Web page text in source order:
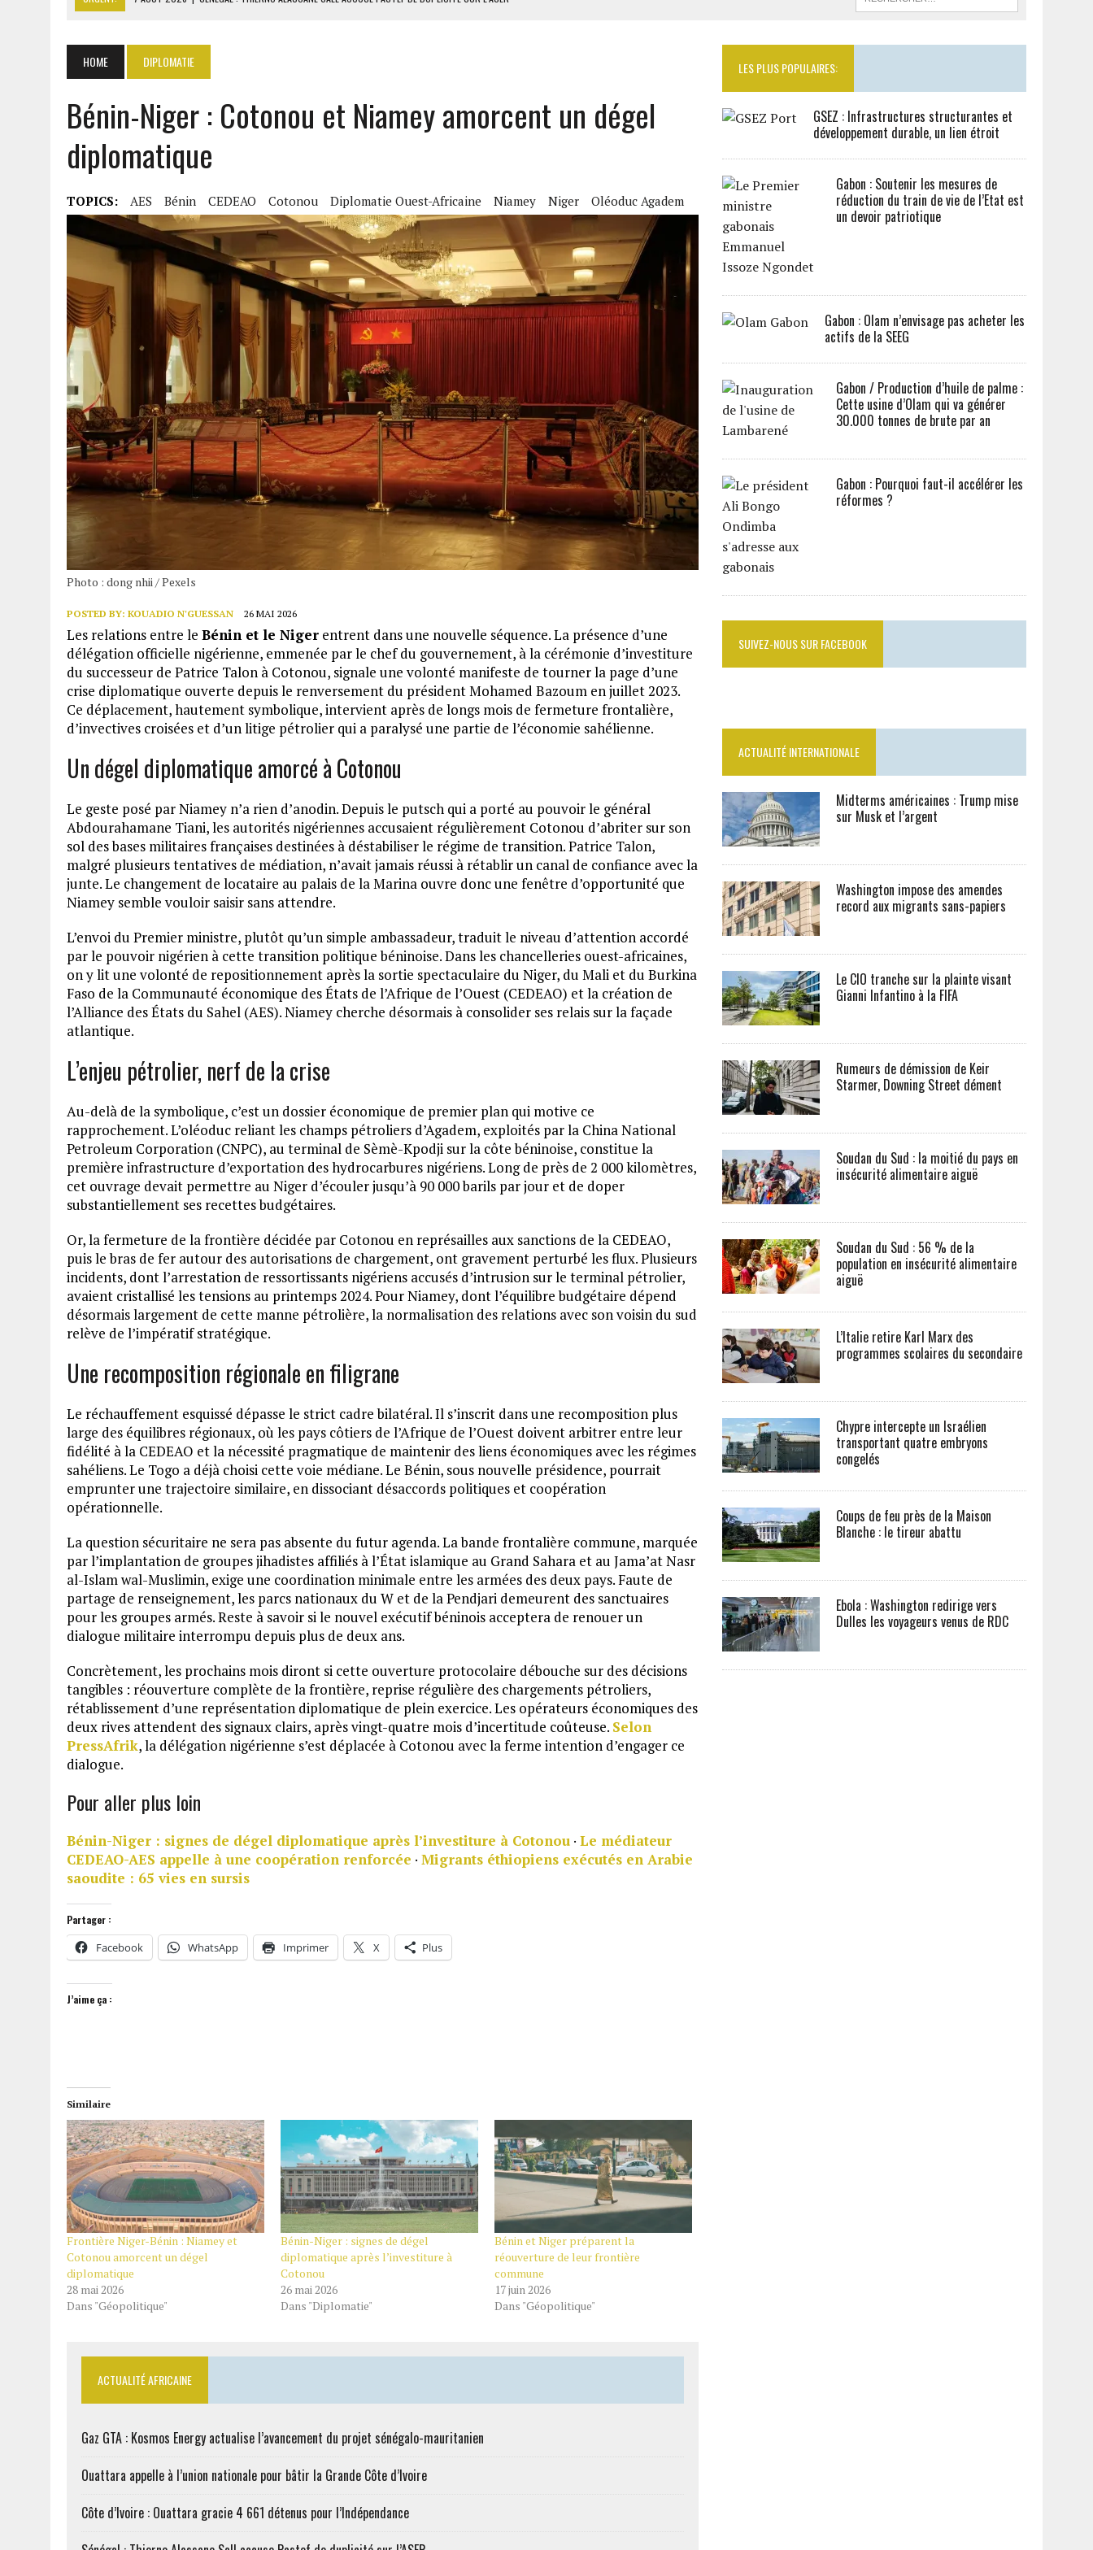
7 AOÛT 2026 | GAZ GTA : KOSMOS ENERGY ACTUALISE L’AVANCEMENT DU PROJET SÉNÉGALO-MAURITANIEN
7 AOÛT 2026
| CÔTE D’IVOIRE : OUATTARA GRACIE 4 661 DÉTENUS POUR L’INDÉPENDANCE
HOME DIPLOMATIE
Bénin-Niger : Cotonou et Niamey amorcent un dégel
diplomatique
TOPICS: AES Bénin CEDEAO Cotonou Diplomatie Ouest-Africaine Niamey Niger Oléoduc Agadem
Photo : dong nhii / Pexels
POSTED BY: KOUADIO N'GUESSAN 26 MAI 2026
Les relations entre le Bénin et le Niger entrent dans une nouvelle séquence. La présence d’une
délégation officielle nigérienne, emmenée par le chef du gouvernement, à la cérémonie d’investiture
du successeur de Patrice Talon à Cotonou, signale une volonté manifeste de tourner la page d’une
crise diplomatique ouverte depuis le renversement du président Mohamed Bazoum en juillet 2023.
Ce déplacement, hautement symbolique, intervient après de longs mois de fermeture frontalière,
d’invectives croisées et d’un litige pétrolier qui a paralysé une partie de l’économie sahélienne.
Un dégel diplomatique amorcé à Cotonou
Le geste posé par Niamey n’a rien d’anodin. Depuis le putsch qui a porté au pouvoir le général
Abdourahamane Tiani, les autorités nigériennes accusaient régulièrement Cotonou d’abriter sur son
sol des bases militaires françaises destinées à déstabiliser le régime de transition. Patrice Talon,
malgré plusieurs tentatives de médiation, n’avait jamais réussi à rétablir un canal de confiance avec la
junte. Le changement de locataire au palais de la Marina ouvre donc une fenêtre d’opportunité que
Niamey semble vouloir saisir sans attendre.
L’envoi du Premier ministre, plutôt qu’un simple ambassadeur, traduit le niveau d’attention accordé
par le pouvoir nigérien à cette transition politique béninoise. Dans les chancelleries ouest-africaines,
on y lit une volonté de repositionnement après la sortie spectaculaire du Niger, du Mali et du Burkina
Faso de la Communauté économique des États de l’Afrique de l’Ouest (CEDEAO) et la création de
l’Alliance des États du Sahel (AES). Niamey cherche désormais à consolider ses relais sur la façade
atlantique.
L’enjeu pétrolier, nerf de la crise
Au-delà de la symbolique, c’est un dossier économique de premier plan qui motive ce
rapprochement. L’oléoduc reliant les champs pétroliers d’Agadem, exploités par la China National
Petroleum Corporation (CNPC), au terminal de Sèmè-Kpodji sur la côte béninoise, constitue la
première infrastructure d’exportation des hydrocarbures nigériens. Long de près de 2 000 kilomètres,
cet ouvrage devait permettre au Niger d’écouler jusqu’à 90 000 barils par jour et de doper
substantiellement ses recettes budgétaires.
Or, la fermeture de la frontière décidée par Cotonou en représailles aux sanctions de la CEDEAO,
puis le bras de fer autour des autorisations de chargement, ont gravement perturbé les flux. Plusieurs
incidents, dont l’arrestation de ressortissants nigériens accusés d’intrusion sur le terminal pétrolier,
avaient cristallisé les tensions au printemps 2024. Pour Niamey, dont l’équilibre budgétaire dépend
désormais largement de cette manne pétrolière, la normalisation des relations avec son voisin du sud
relève de l’impératif stratégique.
Une recomposition régionale en filigrane
Le réchauffement esquissé dépasse le strict cadre bilatéral. Il s’inscrit dans une recomposition plus
large des équilibres régionaux, où les pays côtiers de l’Afrique de l’Ouest doivent arbitrer entre leur
fidélité à la CEDEAO et la nécessité pragmatique de maintenir des liens économiques avec les régimes
sahéliens. Le Togo a déjà choisi cette voie médiane. Le Bénin, sous nouvelle présidence, pourrait
emprunter une trajectoire similaire, en dissociant désaccords politiques et coopération
opérationnelle.
La question sécuritaire ne sera pas absente du futur agenda. La bande frontalière commune, marquée
par l’implantation de groupes jihadistes affiliés à l’État islamique au Grand Sahara et au Jama’at Nasr
al-Islam wal-Muslimin, exige une coordination minimale entre les armées des deux pays. Faute de
partage de renseignement, les parcs nationaux du W et de la Pendjari demeurent des sanctuaires
pour les groupes armés. Reste à savoir si le nouvel exécutif béninois acceptera de renouer un
dialogue militaire interrompu depuis plus de deux ans.
Concrètement, les prochains mois diront si cette ouverture protocolaire débouche sur des décisions
tangibles : réouverture complète de la frontière, reprise régulière des chargements pétroliers,
rétablissement d’une représentation diplomatique de plein exercice. Les opérateurs économiques des
deux rives attendent des signaux clairs, après vingt-quatre mois d’incertitude coûteuse. Selon
PressAfrik, la délégation nigérienne s’est déplacée à Cotonou avec la ferme intention d’engager ce
dialogue.
Pour aller plus loin
Bénin-Niger : signes de dégel diplomatique après l’investiture à Cotonou · Le médiateur
CEDEAO-AES appelle à une coopération renforcée · Migrants éthiopiens exécutés en Arabie
saoudite : 65 vies en sursis
Partager :
Facebook WhatsApp Imprimer X Plus
J’aime ça :
Similaire
Frontière Niger-Bénin : Niamey et
Cotonou amorcent un dégel
diplomatique
28 mai 2026
Dans "Géopolitique"
Bénin-Niger : signes de dégel
diplomatique après l’investiture à
Cotonou
26 mai 2026
Dans "Diplomatie"
Bénin et Niger préparent la
réouverture de leur frontière
commune
17 juin 2026
Dans "Géopolitique"
ACTUALITÉ AFRICAINE
Gaz GTA : Kosmos Energy actualise l’avancement du projet sénégalo-mauritanien
Ouattara appelle à l’union nationale pour bâtir la Grande Côte d’Ivoire
Côte d’Ivoire : Ouattara gracie 4 661 détenus pour l’Indépendance
LES PLUS POPULAIRES:
GSEZ : Infrastructures structurantes et
développement durable, un lien étroit
Gabon : Soutenir les mesures de
réduction du train de vie de l’Etat est
un devoir patriotique
Gabon : Olam n’envisage pas acheter les
actifs de la SEEG
Gabon / Production d’huile de palme :
Cette usine d’Olam qui va générer
30.000 tonnes de brute par an
Gabon : Pourquoi faut-il accélérer les
réformes ?
SUIVEZ-NOUS SUR FACEBOOK
ACTUALITÉ INTERNATIONALE
Midterms américaines : Trump mise
sur Musk et l’argent
Washington impose des amendes
record aux migrants sans-papiers
Le CIO tranche sur la plainte visant
Gianni Infantino à la FIFA
Rumeurs de démission de Keir
Starmer, Downing Street dément
Soudan du Sud : la moitié du pays en
insécurité alimentaire aiguë
Soudan du Sud : 56 % de la
population en insécurité alimentaire
aiguë
L’Italie retire Karl Marx des
programmes scolaires du secondaire
Chypre intercepte un Israélien
transportant quatre embryons
congelés
Coups de feu près de la Maison
Blanche : le tireur abattu
Ebola : Washington redirige vers
Dulles les voyageurs venus de RDC